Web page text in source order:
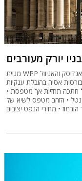
יורק מעורבים
מניית WPP מזנקת בלונדון • החוזים בוול סטריט מעורבים, סאנדיסק והאניוול
אסיה בהובלת ענקיות
ב-4.6% • ריינמטאל חתכה תחזיות אך מטפסת •
• הזהב מטפס לשיא של
• מחירי הנפט יציבים